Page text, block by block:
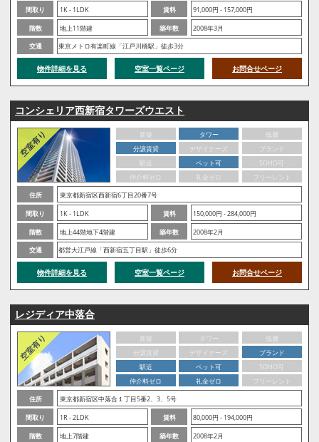
間取り
1K - 1LDK 賃料
91,000円 - 157,000円
階数
地上11階建 築年数
2008年3月
交通
東京メトロ有楽町線「江戸川橋駅」徒歩3分
物件詳細を見る 空室一覧ページ お問合せページ
コンシェリア西新宿タワーズウエスト
新築 タワー
低層
分譲賃貸
デザイナーズ
ブランド
駅近
ペット可
SOHO可
仲介料ゼロ
礼金ゼロ
フリーレント
住所
東京都新宿区西新宿6丁目20番7号
間取り
1K - 1LDK 賃料
150,000円 - 284,000円
階数
地上44階地下4階建 築年数
2008年2月
交通
都営大江戸線「西新宿五丁目駅」徒歩6分
物件詳細を見る 空室一覧ページ お問合せページ
レジディア中落合
新築 タワー
低層
分譲賃貸
デザイナーズ
ブランド
駅近
ペット可
SOHO可
仲介料ゼロ
礼金ゼロ
フリーレント
住所
東京都新宿区中落合１丁目5番2、3、5号
間取り
1R - 2LDK 賃料
80,000円 - 194,000円
階数
地上7階建 築年数 2008年2月